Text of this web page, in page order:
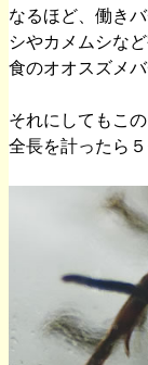
なるほど、働き
シやカメムシな
食のオオスズメ
それにしてもこ
全長を計ったら